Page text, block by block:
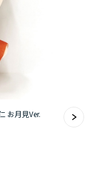
～』
宮蝶鼠と
お月見Ver.